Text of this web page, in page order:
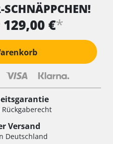
SCHNÄPPCHEN!
€*
Versand
Deutschland